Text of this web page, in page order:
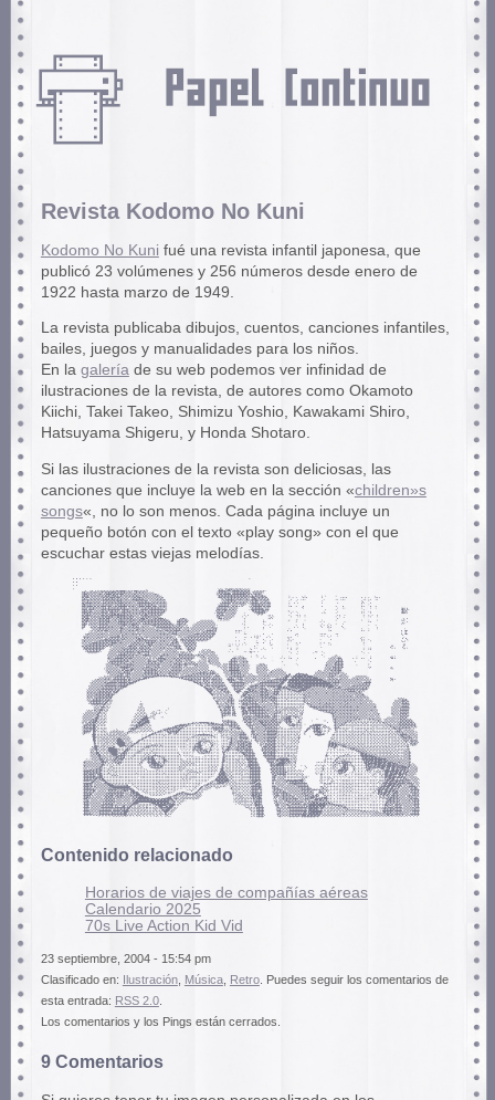
Revista Kodomo No Kuni
Kodomo No Kuni fué una revista infantil japonesa, que
publicó 23 volúmenes y 256 números desde enero de
1922 hasta marzo de 1949.
La revista publicaba dibujos, cuentos, canciones infantiles,
bailes, juegos y manualidades para los niños.
En la galeríade su web podemos ver infinidad de
ilustraciones de la revista, de autores como Okamoto
Kiichi, Takei Takeo, Shimizu Yoshio, Kawakami Shiro,
Hatsuyama Shigeru, y Honda Shotaro.
Si las ilustraciones de la revista son deliciosas, las
canciones que incluye la web en la sección «children»s
songs«, no lo son menos. Cada página incluye un
pequeño botón con el texto «play song» con el que
escuchar estas viejas melodías.
Contenido relacionado
Horarios de viajes de compañías aéreas
Calendario 2025
70s Live Action Kid Vid
23 septiembre, 2004 - 15:54 pm
Clasificado en:
Ilustración, Música, Retro. Puedes seguir los comentarios de
esta entrada: RSS 2.0.
Los comentarios y los Pings están cerrados.
9 Comentarios